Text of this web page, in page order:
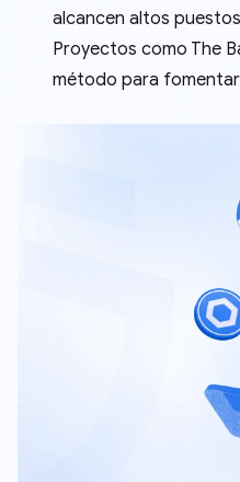
alcancen altos
Proyectos como The
método para